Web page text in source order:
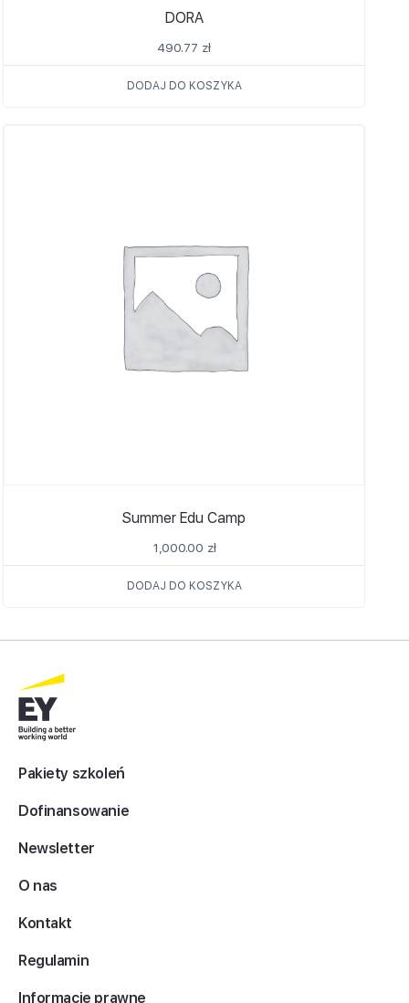
DORA
490.77 zł
DODAJ DO KOSZYKA
Summer Edu Camp
1,000.00 zł
DODAJ DO KOSZYKA
Pakiety szkoleń
Dofinansowanie
Newsletter
O nas
Kontakt
Regulamin
Informacje prawne